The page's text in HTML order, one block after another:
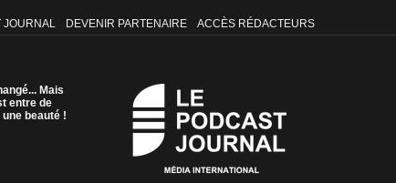
JOURNAL DEVENIR PARTENAIRE ACCÈS RÉDACTEURS
Mais
entre de
beauté !